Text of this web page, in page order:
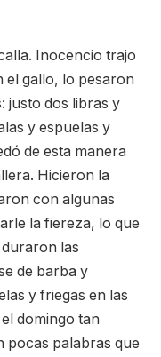
Inocencio trajo
el gallo, lo pesaron
justo dos libras y
y espuelas y
de esta manera
Hicieron la
con algunas
la fiereza, lo que
las
de barba y
y friegas en las
domingo tan
pocas palabras que